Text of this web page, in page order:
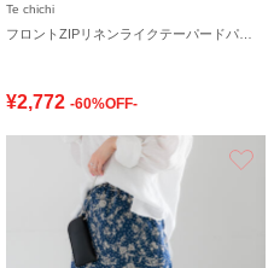
Te chichi
¥2,772 -60%OFF-